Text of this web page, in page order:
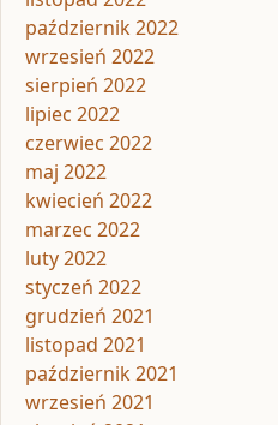
październik 2022
wrzesień 2022
sierpień 2022
lipiec 2022
czerwiec 2022
maj 2022
kwiecień 2022
marzec 2022
luty 2022
styczeń 2022
grudzień 2021
listopad 2021
październik 2021
wrzesień 2021